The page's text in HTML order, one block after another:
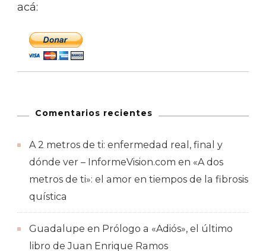
acá:
Comentarios recientes
A 2 metros de ti: enfermedad real, final y
dónde ver – InformeVision.com en «A dos
metros de ti»: el amor en tiempos de la fibrosis
quística
Guadalupe en Prólogo a «Adiós», el último
libro de Juan Enrique Ramos